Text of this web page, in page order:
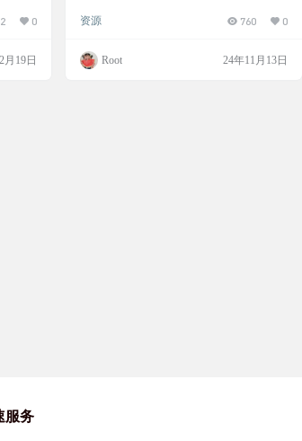
以自
。它
甚
0
月19日
鸡和NAS设备
面板不仅外观漂亮，而且支持中文显示，非
候，跟着视频教程搭建一个Prometheus，监
控小鸡和NAS，真的是轻松又愉快。通过Ne
资源 760 0
Root 24年11月13日
服务